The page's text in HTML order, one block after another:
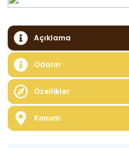
Açıklama
Odalar
Özellikler
Konum